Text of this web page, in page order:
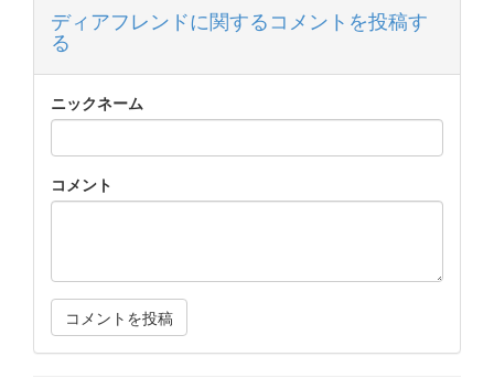
ディアフレンドに関するコメントを投稿す
る
ニックネーム
コメント